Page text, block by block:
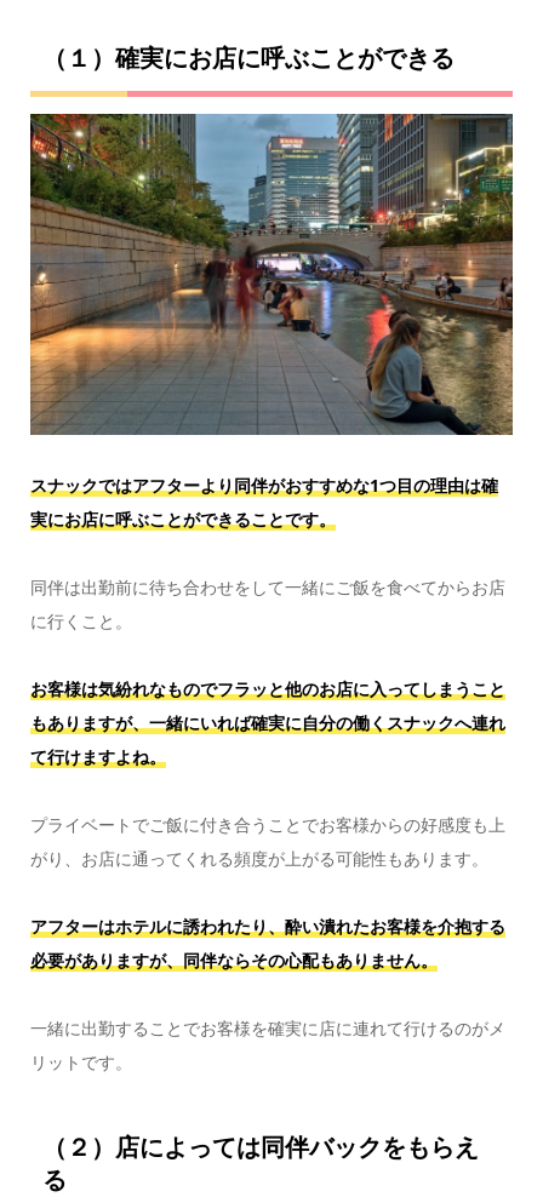
（１）確実にお店に呼ぶことができる
スナックではアフターより同伴がおすすめな1つ目の理由は確
実にお店に呼ぶことができることです。
同伴は出勤前に待ち合わせをして一緒にご飯を食べてからお店
に行くこと。
お客様は気紛れなものでフラッと他のお店に入ってしまうこと
もありますが、一緒にいれば確実に自分の働くスナックへ連れ
て行けますよね。
プライベートでご飯に付き合うことでお客様からの好感度も上
がり、お店に通ってくれる頻度が上がる可能性もあります。
アフターはホテルに誘われたり、酔い潰れたお客様を介抱する
必要がありますが、同伴ならその心配もありません。
一緒に出勤することでお客様を確実に店に連れて行けるのがメ
リットです。
（２）店によっては同伴バックをもらえ
る